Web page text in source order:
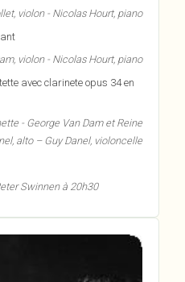
violon - Nicolas Hourt, piano
violon - Nicolas Hourt, piano
avec clarinete opus 34 en
- George Van Dam et Reine
alto – Guy Danel, violoncelle
Swinnen à 20h30